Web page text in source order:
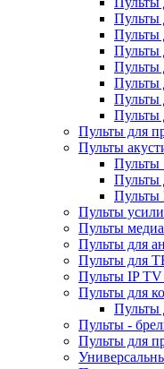
Пульты
Пульты
Пульты
Пульты
Пульты
Пульты
Пульты
Пульты для
Пульты
Пульты
Пульты
Пульты
Пульты
Пульты
Пульты для
Пульты для
Пульты IP
Пульты для
Пульты
Пульты -
Пульты для